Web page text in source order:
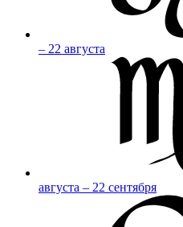
– 22 августа
августа – 22 сентября